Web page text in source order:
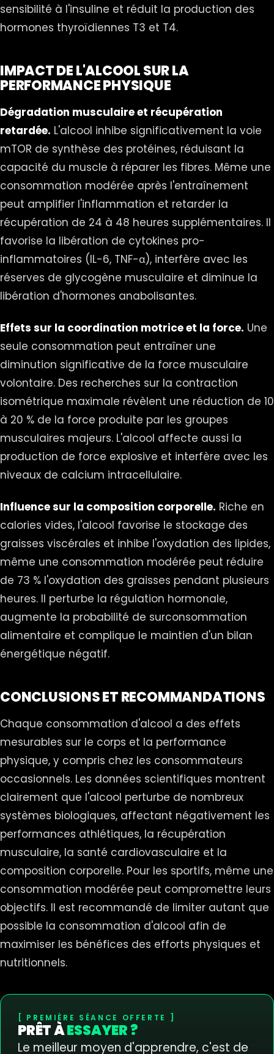
sensibilité à l'insuline et réduit la production des
hormones thyroïdiennes T3 et T4.
IMPACT DE L'ALCOOL SUR LA
PERFORMANCE PHYSIQUE
Dégradation musculaire et récupération
retardée. L'alcool inhibe significativement la voie
mTOR de synthèse des protéines, réduisant la
capacité du muscle à réparer les fibres. Même une
consommation modérée après l'entraînement
peut amplifier l'inflammation et retarder la
récupération de 24 à 48 heures supplémentaires. Il
favorise la libération de cytokines pro-
inflammatoires (IL-6, TNF-α), interfère avec les
réserves de glycogène musculaire et diminue la
libération d'hormones anabolisantes.
Effets sur la coordination motrice et la force. Une
seule consommation peut entraîner une
diminution significative de la force musculaire
volontaire. Des recherches sur la contraction
isométrique maximale révèlent une réduction de 10
à 20 % de la force produite par les groupes
musculaires majeurs. L'alcool affecte aussi la
production de force explosive et interfère avec les
niveaux de calcium intracellulaire.
Influence sur la composition corporelle. Riche en
calories vides, l'alcool favorise le stockage des
graisses viscérales et inhibe l'oxydation des lipides,
même une consommation modérée peut réduire
de 73 % l'oxydation des graisses pendant plusieurs
heures. Il perturbe la régulation hormonale,
augmente la probabilité de surconsommation
alimentaire et complique le maintien d'un bilan
énergétique négatif.
CONCLUSIONS ET RECOMMANDATIONS
Chaque consommation d'alcool a des effets
mesurables sur le corps et la performance
physique, y compris chez les consommateurs
occasionnels. Les données scientifiques montrent
clairement que l'alcool perturbe de nombreux
systèmes biologiques, affectant négativement les
performances athlétiques, la récupération
musculaire, la santé cardiovasculaire et la
composition corporelle. Pour les sportifs, même une
consommation modérée peut compromettre leurs
objectifs. Il est recommandé de limiter autant que
possible la consommation d'alcool afin de
maximiser les bénéfices des efforts physiques et
nutritionnels.
PREMIÈRE SÉANCE OFFERTE
PRÊT ÀESSAYER ?
Le meilleur moyen d'apprendre, c'est de